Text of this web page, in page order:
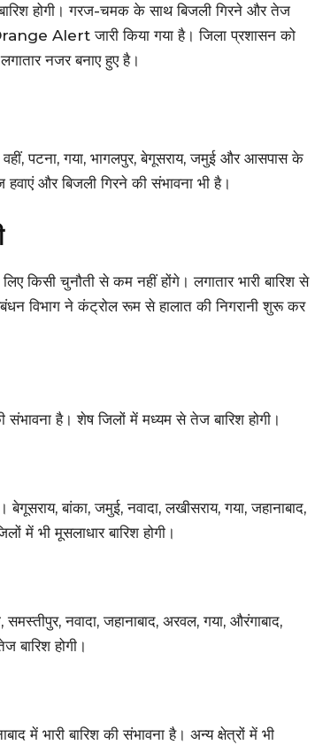
होगी। गरज-चमक के साथ बिजली गिरने और तेज
Alert जारी किया गया है। जिला प्रशासन को
नजर बनाए हुए है।
पटना, गया, भागलपुर, बेगूसराय, जमुई और आसपास के
और बिजली गिरने की संभावना भी है।
किसी चुनौती से कम नहीं होंगे। लगातार भारी बारिश से
विभाग ने कंट्रोल रूम से हालात की निगरानी शुरू कर
संभावना है। शेष जिलों में मध्यम से तेज बारिश होगी।
बांका, जमुई, नवादा, लखीसराय, गया, जहानाबाद,
में भी मूसलाधार बारिश होगी।
नवादा, जहानाबाद, अरवल, गया, औरंगाबाद,
बारिश होगी।
में भारी बारिश की संभावना है। अन्य क्षेत्रों में भी